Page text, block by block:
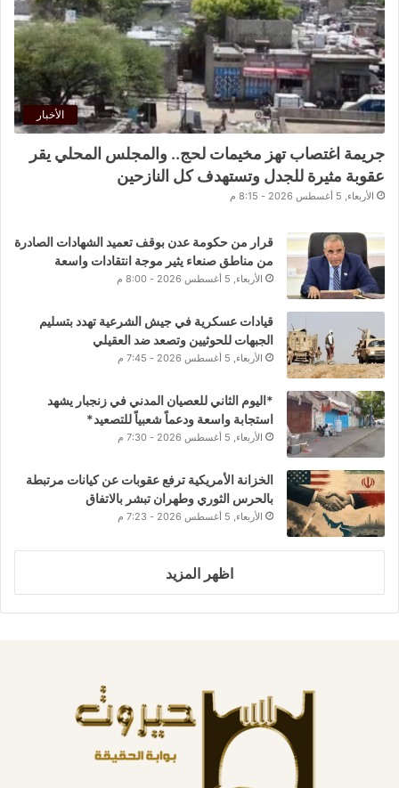
الأخبار
جريمة اغتصاب تهز مخيمات لحج.. والمجلس المحلي يقر
عقوبة مثيرة للجدل وتستهدف كل النازحين
الأربعاء, 5 أغسطس 2026 - 8:15 م
قرار من حكومة عدن بوقف تعميد الشهادات الصادرة
من مناطق صنعاء يثير موجة انتقادات واسعة
الأربعاء, 5 أغسطس 2026 - 8:00 م
قيادات عسكرية في جيش الشرعية تهدد بتسليم
الجبهات للحوثيين وتصعد ضد العقيلي
الأربعاء, 5 أغسطس 2026 - 7:45 م
*اليوم الثاني للعصيان المدني في زنجبار يشهد
استجابة واسعة ودعماً شعبياً للتصعيد*
الأربعاء, 5 أغسطس 2026 - 7:30 م
الخزانة الأمريكية ترفع عقوبات عن كيانات مرتبطة
بالحرس الثوري وطهران تبشر بالاتفاق
الأربعاء, 5 أغسطس 2026 - 7:23 م
اظهر المزيد